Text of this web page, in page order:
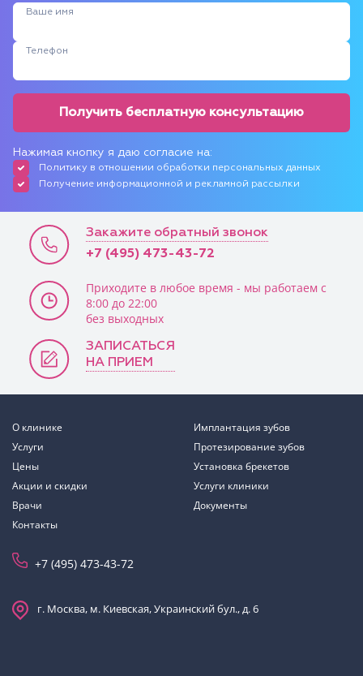
Ваше имя
Телефон
Получить бесплатную консультацию
Нажимая кнопку я даю согласие на:
Политику в отношении обработки персональных данных
Получение информационной и рекламной рассылки
Закажите обратный звонок
+7 (495) 473-43-72
Приходите в любое время - мы работаем с
8:00 до 22:00
без выходных
ЗАПИСАТЬСЯ
НА ПРИЕМ
О клинике
Услуги
Цены
Акции и скидки
Врачи
Контакты
Имплантация зубов
Протезирование зубов
Установка брекетов
Услуги клиники
Документы
+7 (495) 473-43-72
г. Москва, м. Киевская, Украинский бул., д. 6